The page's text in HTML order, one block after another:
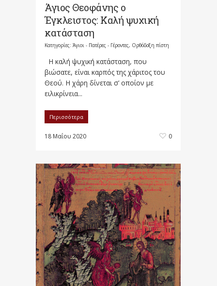
Άγιος Θεοφάνης ο
Έγκλειστος: Καλή ψυχική
κατάσταση
Κατηγορίες: Άγιοι - Πατέρες - Γέροντες, Ορθόδοξη πίστη
Η καλή ψυχική κατάσταση, που
βιώσατε, είναι καρπός της χάριτος του
Θεού. Η χάρη δίνεται σ’ οποίον με
ειλικρίνεια...
Περισσότερα
18 Μαΐου 2020 0